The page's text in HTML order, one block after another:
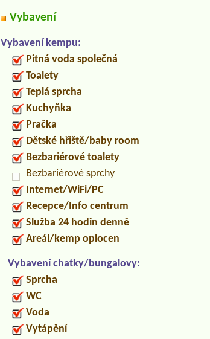
Vybavení
Vybavení kempu:
Pitná voda společná
Toalety
Teplá sprcha
Kuchyňka
Pračka
Dětské hřiště/baby room
Bezbariérové toalety
Bezbariérové sprchy
Internet/WiFi/PC
Recepce/Info centrum
Služba 24 hodin denně
Areál/kemp oplocen
Vybavení chatky/bungalovy:
Sprcha
WC
Voda
Vytápění